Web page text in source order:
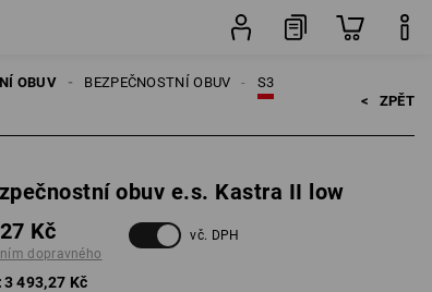
OBUV S3
BEZPEČNOSTNÍ OBUV
< ZPĚT
obuv e.s. Kastra II low
Kč
dopravného
vč. DPH
3 493,27 Kč